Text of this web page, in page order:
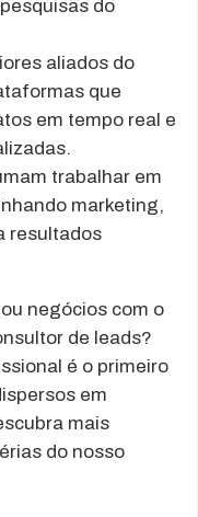
do
aliados do
que
em tempo real e
trabalhar em
marketing,
resultados
negócios com o
de leads?
é o primeiro
em
mais
do nosso